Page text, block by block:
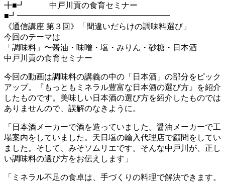
╋■┛ 中戸川貢の食育セミナー
■┛━━━━━━━━━━━━━━━━━━━
《通信講座 第３回》「間違いだらけの調味料選び」
今回のテーマは
「調味料」〜醤油・味噌・塩・みりん・砂糖・日本酒
中戸川貢の食育セミナー
今回の動画は調味料の講義の中の「日本酒」の部分をピック
アップ。『もっともミネラル豊富な日本酒の選び方』を紹介
したものです。美味しい日本酒の選び方を紹介したものでは
ありませんので、誤解のなきように。
「日本酒メーカーで酒を造っていました。醤油メーカーで工
場案内をしていました。天日塩の輸入代理店で顧問をしてい
ました。そして、みそソムリエです。そんな中戸川が、正し
い調味料の選び方をお伝えします」
「ミネラル不足の食卓は、手づくりの料理で解決できます。